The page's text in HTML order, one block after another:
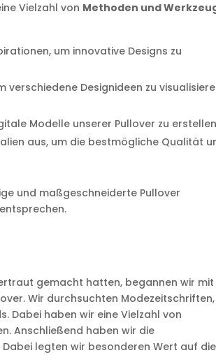
Vielzahl von Methoden und
um innovative Designs zu
verschiedene Designideen zu
Modelle unserer Pullover zu
aus, um die bestmögliche Qualität
und maßgeschneiderte Pullover
gemacht hatten, begannen wir
Wir durchsuchten Modezeitschriften,
Dabei haben wir eine Vielzahl von
Anschließend haben wir die
legten wir besonderen Wert auf die